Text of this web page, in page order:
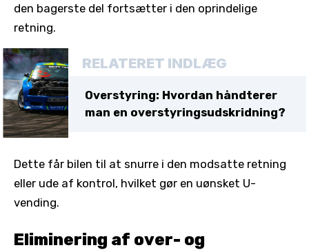
den bagerste del fortsætter i den oprindelige
retning.
RELATERET INDLÆG
Overstyring: Hvordan håndterer
man en overstyringsudskridning?
Dette får bilen til at snurre i den modsatte retning
eller ude af kontrol, hvilket gør en uønsket U-
vending.
Eliminering af over- og